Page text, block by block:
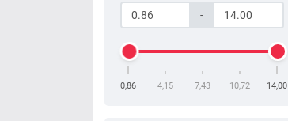
-
0,86 4,15 7,43 10,72 14,00